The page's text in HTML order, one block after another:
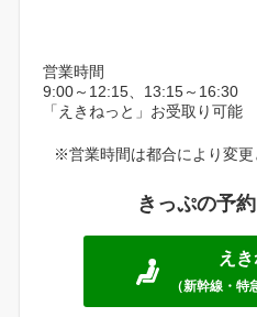
営業時間
9:00～12:15、13:15～16:30
「えきねっと」お受取り可能
※営業時間は都合により変更
きっぷの予
え
（新幹線・特